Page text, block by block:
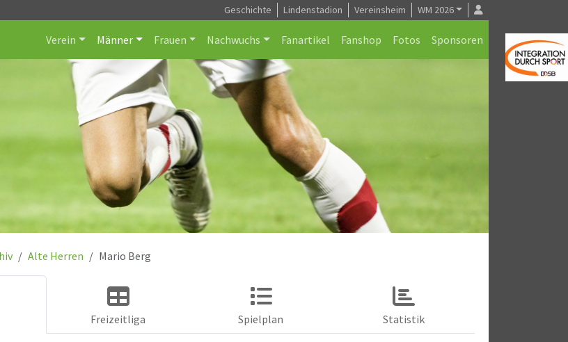
Geschichte Lindenstadion Vereinsheim WM 2026
Verein Männer Frauen Nachwuchs Fanartikel Fanshop Fotos Sponsoren
Alte Herren Mario Berg
Freizeitliga Spielplan Statistik